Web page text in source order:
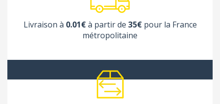
Livraison à 0.01€à partir de 35€pour la France
métropolitaine